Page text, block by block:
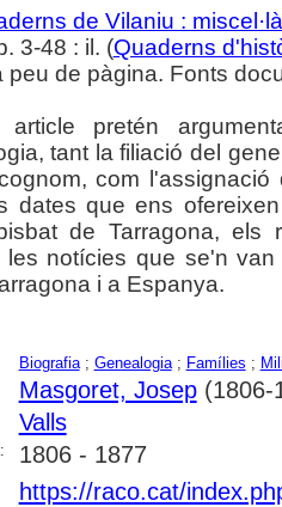
de Vilaniu :
3-48 : il. (Quaderns
peu de pàgina. Fonts
article pretén
tant la filiació del
com
dates que ens
de Tarragona,
les notícies que se'n
i a Espanya.
Biografia; Genealogia; Famílies ;
Masgoret, Josep(1806-
Valls
1806 - 1877
https://raco.cat/